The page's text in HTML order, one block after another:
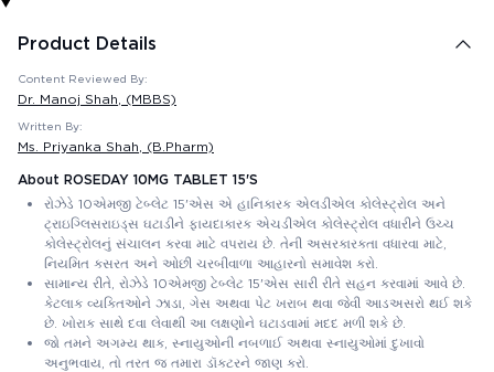
Product Details
Content Reviewed By:
Dr. Manoj Shah , (MBBS)
Written By:
Ms. Priyanka Shah , (B.Pharm)
About ROSEDAY 10MG TABLET 15'S
રોઝેડે 10એમજી ટેબ્લેટ 15'એસ એ હાનિકારક એલડીએલ કોલેસ્ટ્રોલ અને
ટ્રાઇગ્લિસરાઇડ્સ ઘટાડીને ફાયદાકારક એચડીએલ કોલેસ્ટ્રોલ વધારીને ઉચ્ચ
કોલેસ્ટ્રોલનું સંચાલન કરવા માટે વપરાય છે. તેની અસરકારકતા વધારવા માટે,
નિયમિત કસરત અને ઓછી ચરબીવાળા આહારનો સમાવેશ કરો.
સામાન્ય રીતે, રોઝેડે 10એમજી ટેબ્લેટ 15'એસ સારી રીતે સહન કરવામાં આવે છે.
કેટલાક વ્યક્તિઓને ઝાડા, ગેસ અથવા પેટ ખરાબ થવા જેવી આડઅસરો થઈ શકે
છે. ખોરાક સાથે દવા લેવાથી આ લક્ષણોને ઘટાડવામાં મદદ મળી શકે છે.
જો તમને અગમ્ય થાક, સ્નાયુઓની નબળાઈ અથવા સ્નાયુઓમાં દુખાવો
અનુભવાય, તો તરત જ તમારા ડૉક્ટરને જાણ કરો.